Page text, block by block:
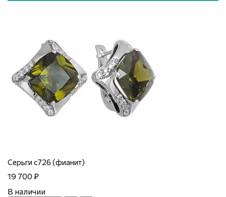
Серьги с726 (фианит)
19 700 ₽
В наличии